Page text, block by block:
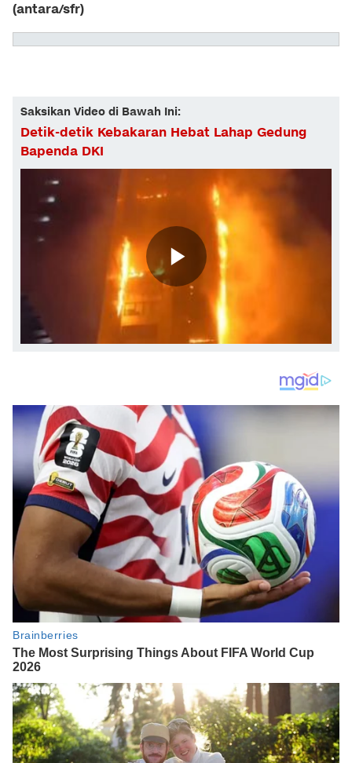
(antara/sfr)
Saksikan Video di Bawah Ini:
Detik-detik Kebakaran Hebat Lahap Gedung
Bapenda DKI